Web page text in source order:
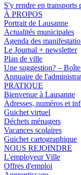
S'y rendre en transports
À PROPOS
Portrait de Lausanne
Actualités municipales
Agenda des
Le Journal + newsletter
Plan de ville
Une suggestion? –
Annuaire de
PRATIQUE
Bienvenue à Lausanne
Adresses, numéros et
Guichet virtuel
Déchets ménagers
Vacances scolaires
Guichet cartographique
NOUS REJOINDRE
L'employeur Ville
Offres d'emploi